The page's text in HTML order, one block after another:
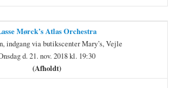
Mørck’s Atlas Orchestra
indgang via butikscenter Mary’s, Vejle
d. 21. nov. 2018 kl. 19:30
(Afholdt)